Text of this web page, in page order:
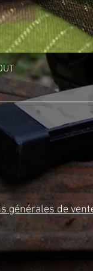
générales de